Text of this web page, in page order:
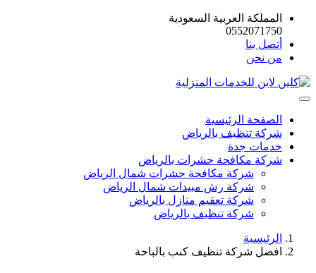
المملكة العربية السعودية
0552071750
أتصل بنا
من نحن
الصفحة الرئيسية
شركة تنظيف بالرياض
خدمات جدة
شركة مكافحة حشرات بالرياض
شركة مكافحة حشرات شمال الرياض
شركة رش مبيدات شمال الرياض
شركة تعقيم منازل بالرياض
شركة تنظيف بالرياض
الرئيسية
افضل شركة تنظيف كنب بالباحة